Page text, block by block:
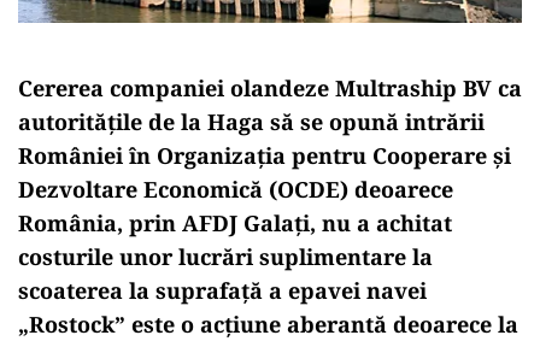
Cererea companiei olandeze Multraship BV ca
autoritățile de la Haga să se opună intrării
României în Organizația pentru Cooperare și
Dezvoltare Economică (OCDE) deoarece
România, prin AFDJ Galați, nu a achitat
costurile unor lucrări suplimentare la
scoaterea la suprafață a epavei navei
„Rostock” este o acțiune aberantă deoarece la